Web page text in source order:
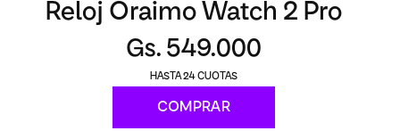
Reloj Oraimo Watch 2 Pro
Gs. 549.000
24
COMPRAR